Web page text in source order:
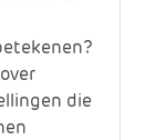
die